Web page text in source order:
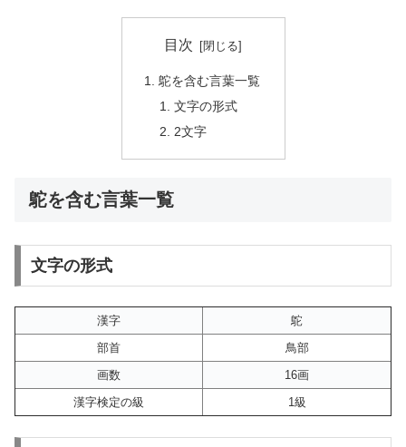
目次
鴕を含む言葉一覧
文字の形式
2文字
鴕を含む言葉一覧
文字の形式
漢字
鴕
部首
鳥部
画数
16画
漢字検定の級
1級